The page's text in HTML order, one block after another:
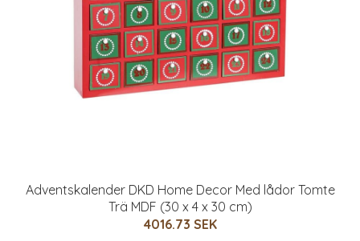
Adventskalender DKD Home Decor Med lådor Tomte
Trä MDF (30 x 4 x 30 cm)
4016.73 SEK